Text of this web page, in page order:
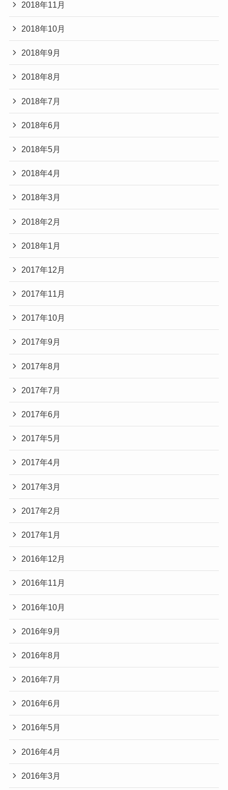
2018年11月
2018年10月
2018年9月
2018年8月
2018年7月
2018年6月
2018年5月
2018年4月
2018年3月
2018年2月
2018年1月
2017年12月
2017年11月
2017年10月
2017年9月
2017年8月
2017年7月
2017年6月
2017年5月
2017年4月
2017年3月
2017年2月
2017年1月
2016年12月
2016年11月
2016年10月
2016年9月
2016年8月
2016年7月
2016年6月
2016年5月
2016年4月
2016年3月